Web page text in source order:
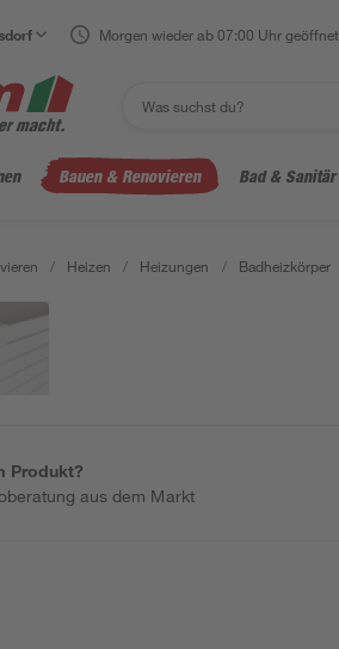
Morgen wieder ab 07:00 Uhr geöffnet
Bauen & Renovieren Bad & Sanitär
/ Heizen / Heizungen / Badheizkörper
Produkt?
aus dem Markt